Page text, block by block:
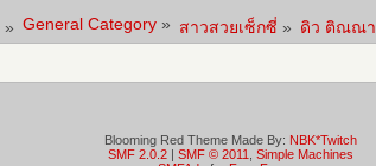
» General Category » สาวสวยเซ็กซี่ » ดิว ติณณา
Blooming Red Theme Made By: NBK*Twitch
SMF 2.0.2
SMF © 2011, Simple Machines